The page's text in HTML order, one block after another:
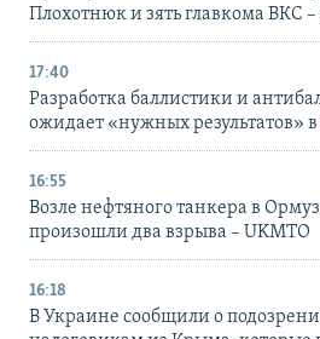
Плохотнюк и зять главкома ВКС
17:40
Разработка баллистики и
ожидает «нужных результатов»
16:55
Возле нефтяного танкера в
произошли два взрыва – UKMTO
16:18
В Украине сообщили о